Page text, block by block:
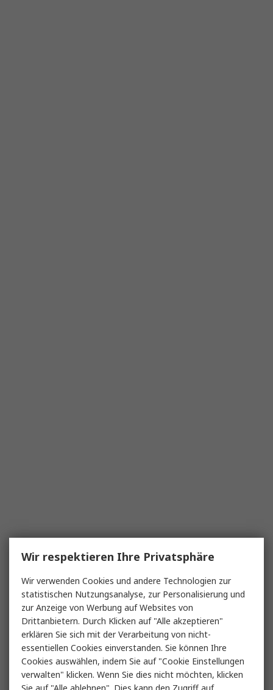
Wir respektieren Ihre Privatsphäre
Wir verwenden Cookies und andere Technologien zur
statistischen Nutzungsanalyse, zur Personalisierung und
zur Anzeige von Werbung auf Websites von
Drittanbietern. Durch Klicken auf "Alle akzeptieren"
erklären Sie sich mit der Verarbeitung von nicht-
essentiellen Cookies einverstanden. Sie können Ihre
Cookies auswählen, indem Sie auf "Cookie Einstellungen
verwalten" klicken. Wenn Sie dies nicht möchten, klicken